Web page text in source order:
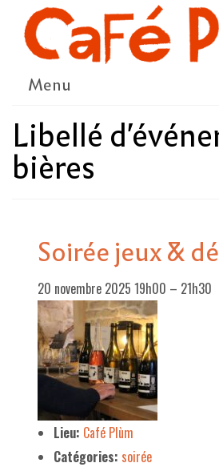
Menu
LE PROJET
LA COOPÉRATIVE & L’ASSO
LE PROGRAMME
DÉTAIL DES ÉVÉNEMENTS
LA SAISON CULTURELLE
AMI·ES ARTISTES
LE PROJET DE TERRITOIRE
LE CAFÉ/RESTO
LES FORMULES
Libellé
bières
Soirée jeux &
20 novembre 2025 19h00 – 21h30
Lieu: Café Plùm
Catégories: soirée